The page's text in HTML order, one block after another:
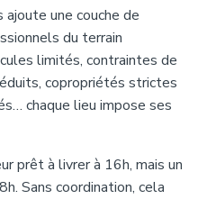
ajoute une couche de
du terrain
limités, contraintes de
copropriétés strictes
chaque lieu impose ses
prêt à livrer à 16h, mais un
Sans coordination, cela